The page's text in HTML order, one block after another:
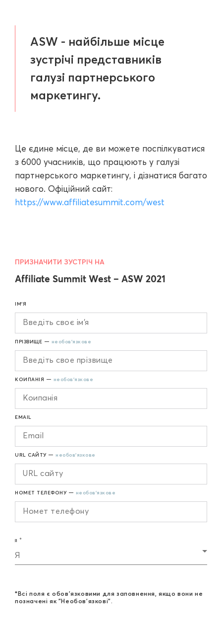
ASW - найбільше місце
зустрічі представників
галузі партнерського
маркетингу.
Це єдине місце, де ви можете поспілкуватися
з 6000 учасників, що працюють у галузі
партнерського маркетингу, і дізнатися багато
нового. Офіційний сайт:
https://www.affiliatesummit.com/west
ПРИЗНАЧИТИ ЗУСТРІЧ НА
Affiliate Summit West – ASW 2021
ІМ'Я
ПРІЗВИЩЕ — необов'язкове
КОИПАНІЯ — необов'язкове
EMAIL
URL САЙТУ — необов'язкове
НОМЕТ ТЕЛЕФОНУ — необов'язкове
Я
Я
*Всі поля є обов'язковими для заповнення, якщо вони не
позначені як "Необов'язкові".